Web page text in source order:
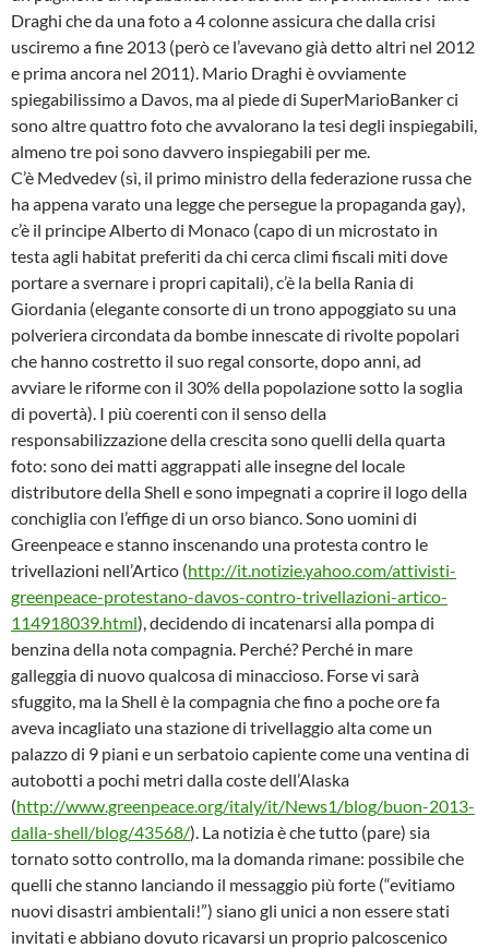
Draghi che da una foto a 4 colonne assicura che dalla crisi
usciremo a fine 2013 (però ce l’avevano già detto altri nel 2012
e prima ancora nel 2011). Mario Draghi è ovviamente
spiegabilissimo a Davos, ma al piede di SuperMarioBanker ci
sono altre quattro foto che avvalorano la tesi degli inspiegabili,
almeno tre poi sono davvero inspiegabili per me.
C’è Medvedev (sì, il primo ministro della federazione russa che
ha appena varato una legge che persegue la propaganda gay),
c’è il principe Alberto di Monaco (capo di un microstato in
testa agli habitat preferiti da chi cerca climi fiscali miti dove
portare a svernare i propri capitali), c’è la bella Rania di
Giordania (elegante consorte di un trono appoggiato su una
polveriera circondata da bombe innescate di rivolte popolari
che hanno costretto il suo regal consorte, dopo anni, ad
avviare le riforme con il 30% della popolazione sotto la soglia
di povertà). I più coerenti con il senso della
responsabilizzazione della crescita sono quelli della quarta
foto: sono dei matti aggrappati alle insegne del locale
distributore della Shell e sono impegnati a coprire il logo della
conchiglia con l’effige di un orso bianco. Sono uomini di
Greenpeace e stanno inscenando una protesta contro le
trivellazioni nell’Artico (http://it.notizie.yahoo.com/attivisti-
greenpeace-protestano-davos-contro-trivellazioni-artico-
114918039.html), decidendo di incatenarsi alla pompa di
benzina della nota compagnia. Perché? Perché in mare
galleggia di nuovo qualcosa di minaccioso. Forse vi sarà
sfuggito, ma la Shell è la compagnia che fino a poche ore fa
aveva incagliato una stazione di trivellaggio alta come un
palazzo di 9 piani e un serbatoio capiente come una ventina di
autobotti a pochi metri dalla coste dell’Alaska
(http://www.greenpeace.org/italy/it/News1/blog/buon-2013-
dalla-shell/blog/43568/). La notizia è che tutto (pare) sia
tornato sotto controllo, ma la domanda rimane: possibile che
quelli che stanno lanciando il messaggio più forte (“evitiamo
nuovi disastri ambientali!”) siano gli unici a non essere stati
invitati e abbiano dovuto ricavarsi un proprio palcoscenico